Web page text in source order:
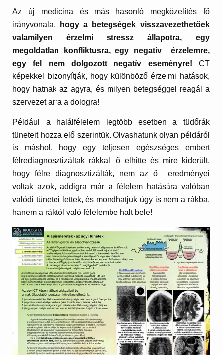
Az új medicina és más hasonló megközelítés fő
irányvonala,
hogy a betegségek visszavezethetőek
valamilyen érzelmi stressz állapotra, egy
megoldatlan konfliktusra, egy negatív érzelemre,
egy fel nem dolgozott negatív eseményre! CT
képekkel bizonyítják, hogy különböző érzelmi hatások,
hogy hatnak az agyra, és milyen betegséggel reagál a
szervezet arra a dologra!
Például a halálfélelem legtöbb esetben a tüdőrák
tüneteit hozza elő szerintük. Olvashatunk olyan példáról
is máshol, hogy egy teljesen egészséges embert
félrediagnosztizáltak rákkal, ő elhitte és mire kiderült,
hogy félre diagnosztizálták, nem az ő eredményei
voltak azok, addigra már a félelem hatására valóban
valódi tünetei lettek, és mondhatjuk úgy is nem a rákba,
hanem a ráktól való félelembe halt bele!